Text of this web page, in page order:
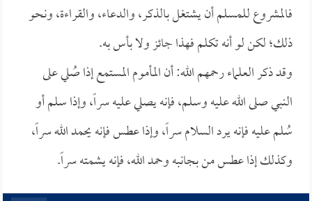
فالمشروع للمسلم أن يشتغل بالذكر، والدعاء، والقراءة، ونحو
ذلك؛ لكن لو أنه تكلم فهذا جائز ولا بأس به.
وقد ذكر العلماء رحمهم الله: أن المأموم المستمع إذا صُلي على
النبي صلى الله عليه وسلم، فإنه يصلي عليه سراً، وإذا سلم أو
سُلم عليه فإنه يرد السلام سراً، وإذا عطس فإنه يحمد الله سراً،
وكذلك إذا عطس من بجانبه وحمد الله، فإنه يشمته سراً.